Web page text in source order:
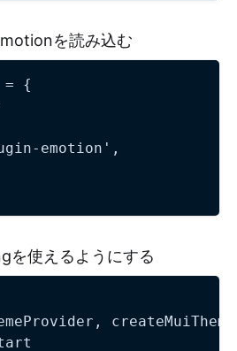
を読み込む
= {
emotion',
使えるようにする